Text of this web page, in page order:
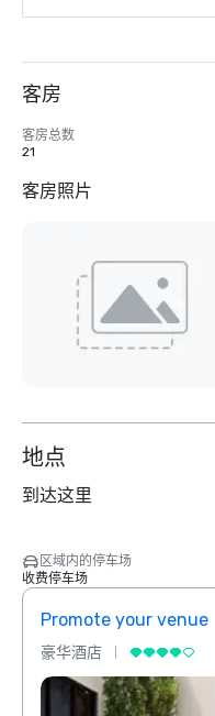
客房
客房总数
21
客房照片
地点
到达这里
区域内的停车场
收费停车场
Promote your venue
豪华酒店